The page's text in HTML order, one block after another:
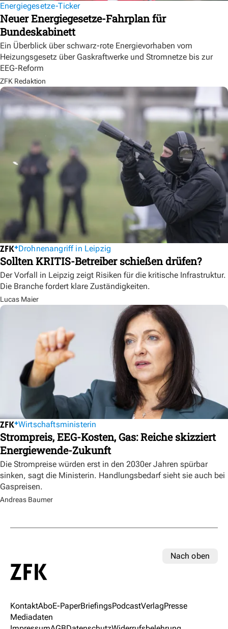
Energiegesetze-Ticker
Neuer Energiegesetze-Fahrplan für
Bundeskabinett
Ein Überblick über schwarz-rote Energievorhaben vom
Heizungsgesetz über Gaskraftwerke und Stromnetze bis zur
EEG-Reform
ZFK Redaktion
Drohnenangriff in Leipzig
Sollten KRITIS-Betreiber schießen drüfen?
Der Vorfall in Leipzig zeigt Risiken für die kritische Infrastruktur.
Die Branche fordert klare Zuständigkeiten.
Lucas Maier
Wirtschaftsministerin
Strompreis, EEG-Kosten, Gas: Reiche skizziert
Energiewende-Zukunft
Die Strompreise würden erst in den 2030er Jahren spürbar
sinken, sagt die Ministerin. Handlungsbedarf sieht sie auch bei
Gaspreisen.
Andreas Baumer
Nach oben
KontaktAboE-PaperBriefingsPodcastVerlagPresse
Mediadaten